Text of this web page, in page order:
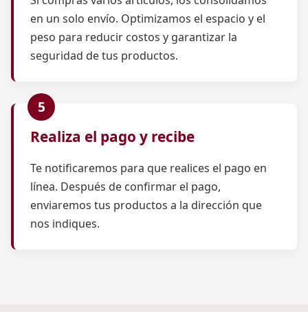
en un solo envío. Optimizamos el espacio y el
peso para reducir costos y garantizar la
seguridad de tus productos.
Realiza el pago y recibe
Te notificaremos para que realices el pago en
línea. Después de confirmar el pago,
enviaremos tus productos a la dirección que
nos indiques.